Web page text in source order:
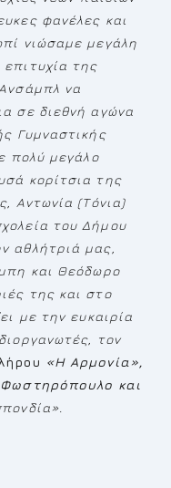
φανέλες και
νιώσαμε μεγάλη
της
Aνσάμπλ να
σε διεθνή αγώνα
Γυμναστικής
πολύ μεγάλο
κορίτσια της
Αντωνία (Τόνια)
του Δήμου
αθλήτριά μας,
και Θεόδωρο
της και στο
με την ευκαιρία
τον
«Η Αρμονία»,
και